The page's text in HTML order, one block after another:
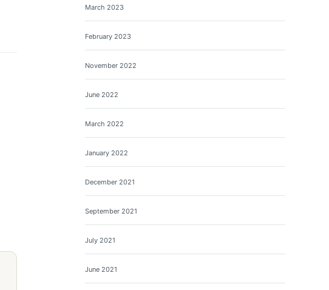
March 2023
February 2023
November 2022
June 2022
March 2022
January 2022
December 2021
September 2021
July 2021
June 2021